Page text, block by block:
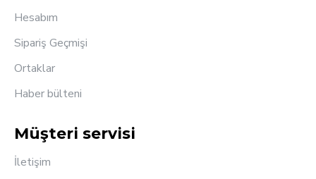
Hesabım
Sipariş Geçmişi
Ortaklar
Haber bülteni
Müşteri servisi
İletişim